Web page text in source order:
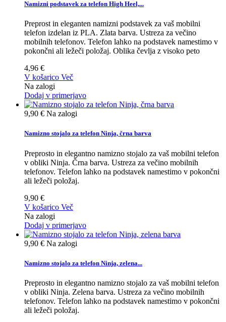
Namizni podstavek za telefon High Heel,...
Preprost in eleganten namizni podstavek za vaš mobilni
telefon izdelan iz PLA. Zlata barva. Ustreza za večino
mobilnih telefonov. Telefon lahko na podstavek namestimo v
pokončni ali ležeči položaj. Oblika čevlja z visoko peto
4,96 €
V košarico Več
Na zalogi
Dodaj v primerjavo
9,90 € Na zalogi
Namizno stojalo za telefon Ninja, črna barva
Preprosto in elegantno namizno stojalo za vaš mobilni telefon
v obliki Ninja. Črna barva. Ustreza za večino mobilnih
telefonov. Telefon lahko na podstavek namestimo v pokončni
ali ležeči položaj.
9,90 €
V košarico Več
Na zalogi
Dodaj v primerjavo
9,90 € Na zalogi
Namizno stojalo za telefon Ninja, zelena...
Preprosto in elegantno namizno stojalo za vaš mobilni telefon
v obliki Ninja. Zelena barva. Ustreza za večino mobilnih
telefonov. Telefon lahko na podstavek namestimo v pokončni
ali ležeči položaj.